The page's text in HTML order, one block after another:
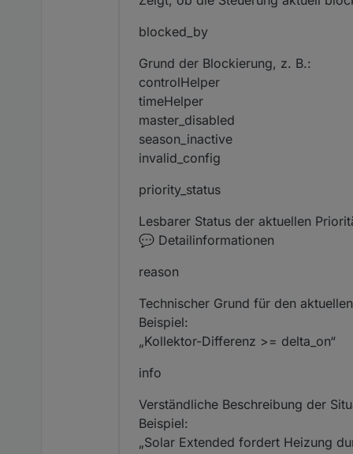
blocked_by
Grund der Blockierung, z. B.:
controlHelper
timeHelper
master_disabled
season_inactive
invalid_config
priority_status
Lesbarer Status der aktuellen
💬 Detailinformationen
reason
Technischer Grund für den
Beispiel:
„Kollektor-Differenz >= delta_on“
info
Verständliche Beschreibung der
Beispiel:
„Solar Extended fordert Heizung